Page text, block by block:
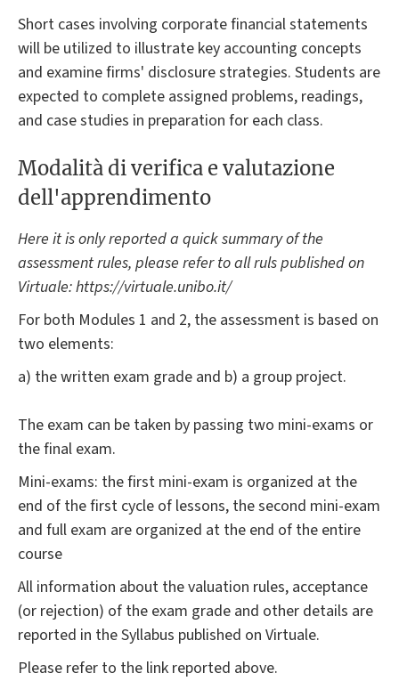
Short cases involving corporate financial statements
will be utilized to illustrate key accounting concepts
and examine firms' disclosure strategies. Students are
expected to complete assigned problems, readings,
and case studies in preparation for each class.
Modalità di verifica e valutazione
dell'apprendimento
Here it is only reported a quick summary of the
assessment rules, please refer to all ruls published on
Virtuale: https://virtuale.unibo.it/
For both Modules 1 and 2, the assessment is based on
two elements:
a) the written exam grade and b) a group project.
The exam can be taken by passing two mini-exams or
the final exam.
Mini-exams: the first mini-exam is organized at the
end of the first cycle of lessons, the second mini-exam
and full exam are organized at the end of the entire
course
All information about the valuation rules, acceptance
(or rejection) of the exam grade and other details are
reported in the Syllabus published on Virtuale.
Please refer to the link reported above.